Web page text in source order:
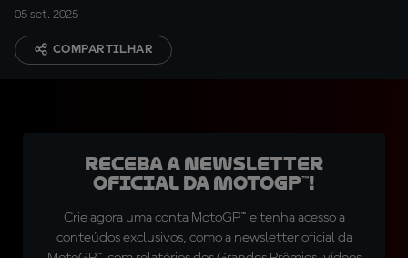
05 set. 2025
COMPARTILHAR
Receba a newsletter
oficial da MotoGP™!
Crie agora uma conta MotoGP™ e tenha acesso a
conteúdos exclusivos, como a newsletter oficial da